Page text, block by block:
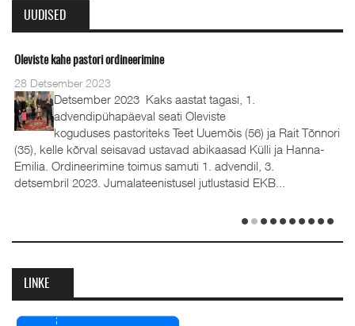
UUDISED
Oleviste kahe pastori ordineerimine
28 Detsember 2023
Detsember 2023 Kaks aastat tagasi, 1.
advendipühapäeval seati Oleviste
koguduses pastoriteks Teet Uuemõis (56) ja Rait Tõnnori
(35), kelle kõrval seisavad ustavad abikaasad Külli ja Hanna-
Emilia. Ordineerimine toimus samuti 1. advendil, 3.
detsembril 2023. Jumalateenistusel jutlustasid EKB...
LINKE